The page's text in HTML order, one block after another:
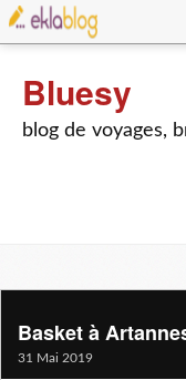
Bluesy
blog de voyages,
Basket à
31 Mai 2019